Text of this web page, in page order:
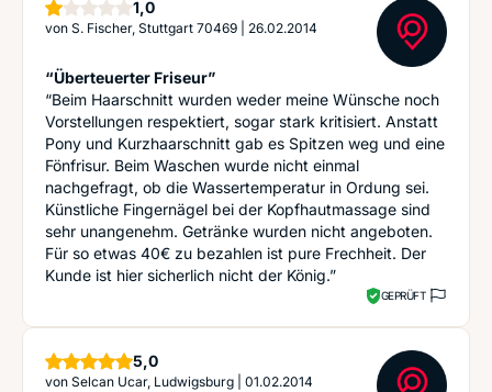
1,0Stern
von S. Fischer, Stuttgart 70469 26.02.2014
“Überteuerter Friseur”
“Beim Haarschnitt wurden weder meine Wünsche noch
Vorstellungen respektiert, sogar stark kritisiert. Anstatt
Pony und Kurzhaarschnitt gab es Spitzen weg und eine
Fönfrisur. Beim Waschen wurde nicht einmal
nachgefragt, ob die Wassertemperatur in Ordung sei.
Künstliche Fingernägel bei der Kopfhautmassage sind
sehr unangenehm. Getränke wurden nicht angeboten.
Für so etwas 40€ zu bezahlen ist pure Frechheit. Der
Kunde ist hier sicherlich nicht der König.”
GEPRÜFT
5,0Sterne
von Selcan Ucar, Ludwigsburg 01.02.2014